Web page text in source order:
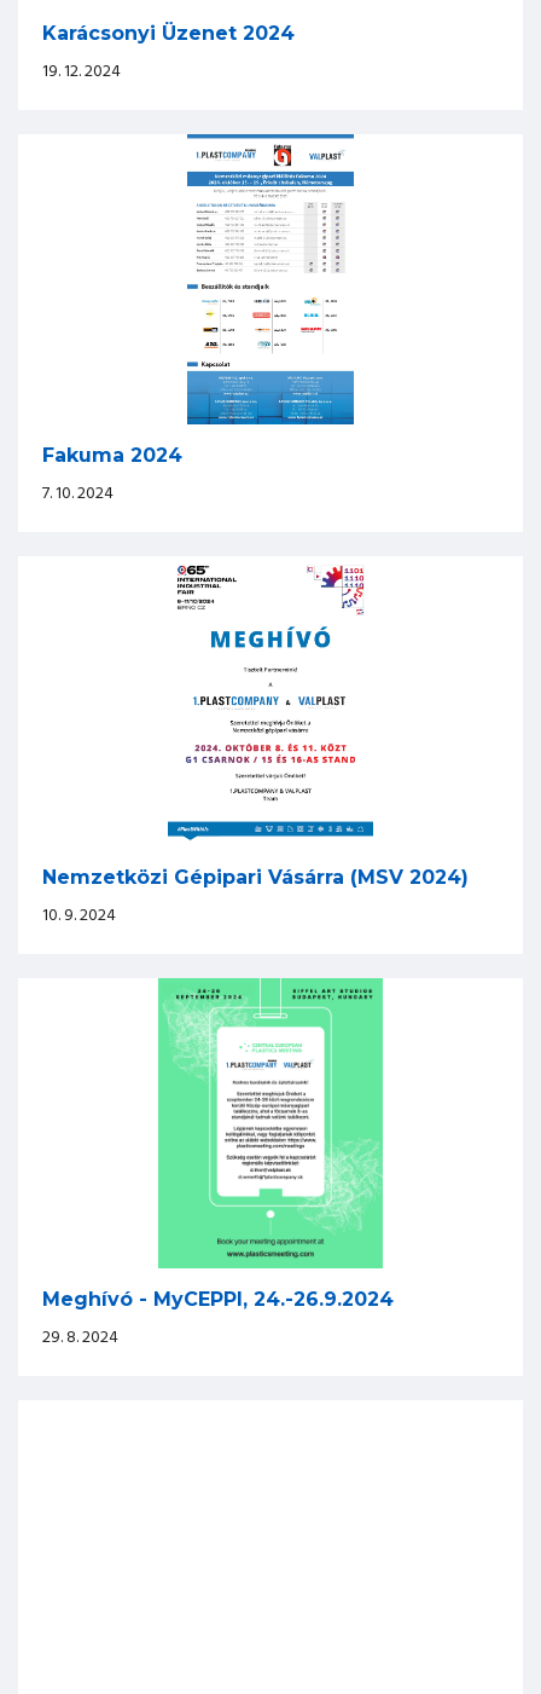
Karácsonyi Üzenet 2024
19. 12. 2024
Fakuma 2024
7. 10. 2024
Nemzetközi Gépipari Vásárra (MSV 2024)
10. 9. 2024
Meghívó - MyCEPPI, 24.-26.9.2024
29. 8. 2024